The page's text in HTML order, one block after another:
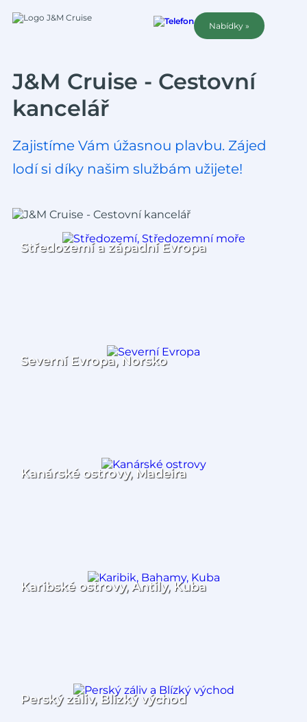
Nabídky »
J&M Cruise - Cestovní
kancelář
Zajistíme Vám úžasnou plavbu. Zájed
lodí si díky našim službám užijete!
Středozemí a západní Evropa
Severní Evropa, Norsko
Kanárské ostrovy, Madeira
Karibské ostrovy, Antily, Kuba
Perský záliv, Blízký východ